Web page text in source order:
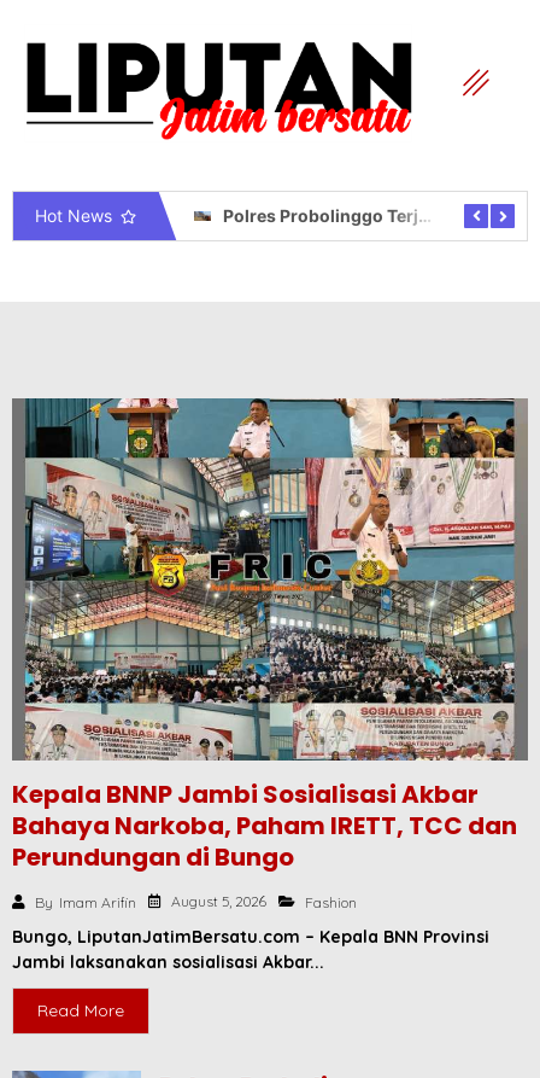
Hot News Polres Probolinggo Terjunkan Personel Bantu Padamkan Kebakaran Hutan di Gunung Bromo Wakapolri Dorong Personel Berinovasi, Bripda Muhammad Putra Aulia Jadi Contoh Nyata
Kepala BNNP Jambi Sosialisasi Akbar
Bahaya Narkoba, Paham IRETT, TCC dan
Perundungan di Bungo
By Imam Arifin August 5, 2026 Fashion
Bungo, LiputanJatimBersatu.com – Kepala BNN Provinsi
Jambi laksanakan sosialisasi Akbar...
Read More